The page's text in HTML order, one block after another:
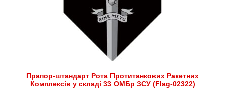
Прапор-штандарт Рота Протитанкових Ракетних
Комплексів у складі 33 ОМБр ЗСУ (Flag-02322)